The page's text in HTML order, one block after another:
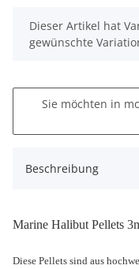
x
Dieser Artikel hat
gewünschte
Sie möchten in
Beschreibung
Marine Halibut Pellets
Diese Pellets sind aus